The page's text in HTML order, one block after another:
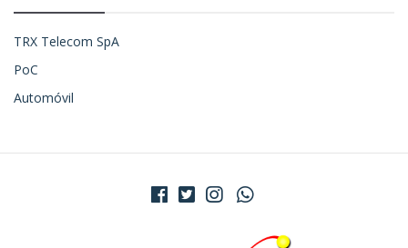
TRX Telecom SpA
PoC
Automóvil